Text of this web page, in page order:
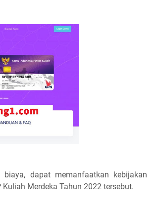
dapat memanfaatkan kebijakan
Merdeka Tahun 2022 tersebut.